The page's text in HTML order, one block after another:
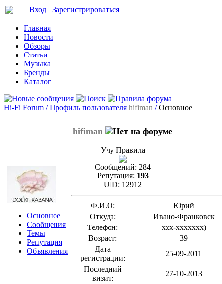
Вход Зарегистрироваться
Главная
Новости
Обзоры
Статьи
Музыка
Бренды
Каталог
Hi-Fi Forum / Профиль пользователя hifiman / Основное
Основное
Сообщения
Темы
Репутация
Объявления
hifiman
Учу Правила
Сообщений: 284
Репутация: 193
UID: 12912
Ф.И.О:
Юрий
Откуда:
Ивано-Франковск
Телефон:
xxx-xxxxxxx)
Возраст:
39
Дата
регистрации:
25-09-2011
Последний
визит:
27-10-2013